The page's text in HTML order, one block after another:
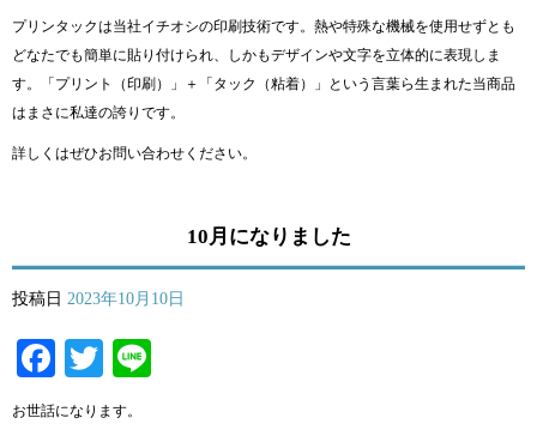
プリンタックは当社イチオシの印刷技術です。熱や特殊な機械を使用せずとも
どなたでも簡単に貼り付けられ、しかもデザインや文字を立体的に表現しま
す。「プリント（印刷）」＋「タック（粘着）」という言葉ら生まれた当商品
はまさに私達の誇りです。
詳しくはぜひお問い合わせください。
10月になりました
投稿日 2023年10月10日
Facebook
Twitter
お世話になります。